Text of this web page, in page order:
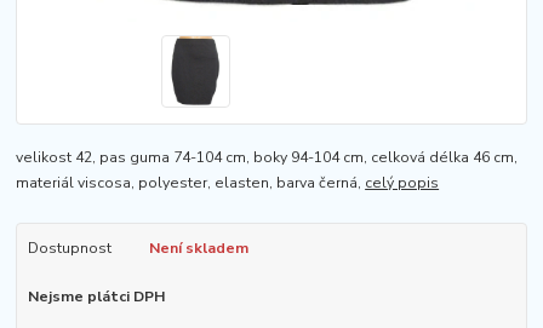
velikost 42, pas guma 74-104 cm, boky 94-104 cm, celková délka 46 cm,
materiál viscosa, polyester, elasten, barva černá, celý popis
Dostupnost Není skladem
Nejsme plátci DPH